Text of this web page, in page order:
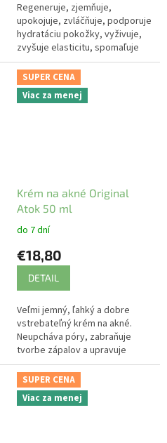
Regeneruje, zjemňuje,
upokojuje, zvláčňuje, podporuje
hydratáciu pokožky, vyživuje,
zvyšuje elasticitu, spomaľuje
proces starnutia.
SUPER CENA
Viac za menej
Krém na akné Original
Atok 50 ml
do 7 dní
€18,80
DETAIL
Veľmi jemný, ľahký a dobre
vstrebateľný krém na akné.
Neupcháva póry, zabraňuje
tvorbe zápalov a upravuje
nadmerné mastenie pleti.
SUPER CENA
Viac za menej